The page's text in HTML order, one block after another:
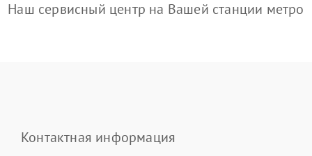
Наш сервисный центр на Вашей станции метро
Контактная информация